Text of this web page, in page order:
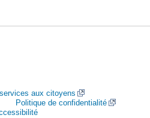
aux citoyens
Politique de confidentialité